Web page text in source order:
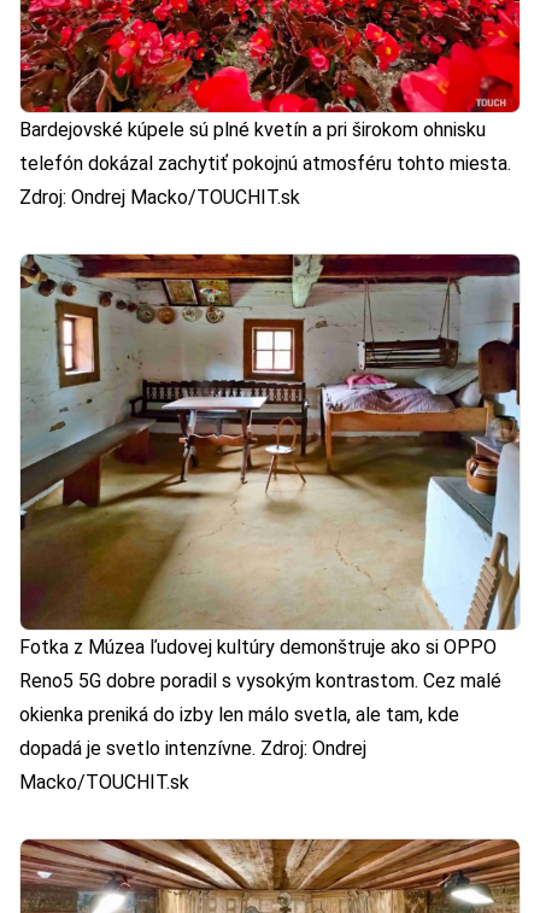
Bardejovské kúpele sú plné kvetín a pri širokom ohnisku
telefón dokázal zachytiť pokojnú atmosféru tohto miesta.
Zdroj: Ondrej Macko/TOUCHIT.sk
Fotka z Múzea ľudovej kultúry demonštruje ako si OPPO
Reno5 5G dobre poradil s vysokým kontrastom. Cez malé
okienka preniká do izby len málo svetla, ale tam, kde
dopadá je svetlo intenzívne. Zdroj: Ondrej
Macko/TOUCHIT.sk